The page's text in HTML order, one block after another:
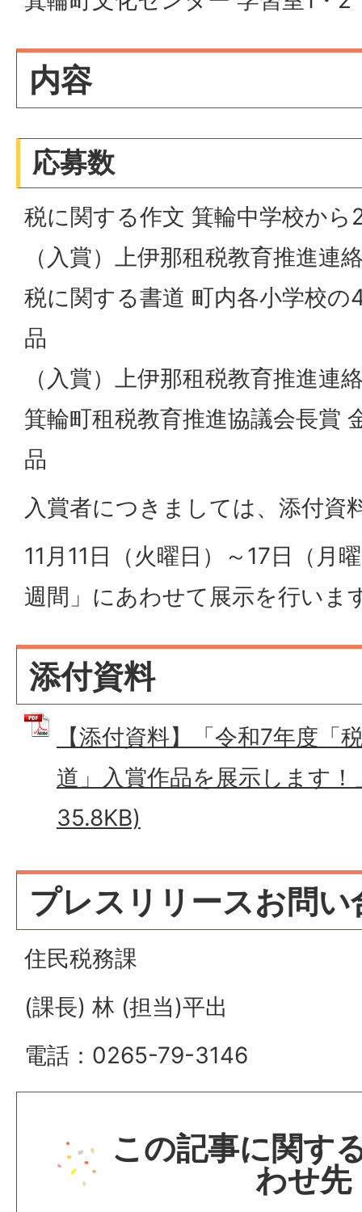
内容
応募数
税に関する作文 箕輪中学校から
（入賞）上伊那租税教育推進連
税に関する書道 町内各小学校
品
（入賞）上伊那租税教育推進連
箕輪町租税教育推進協議会長賞
品
入賞者につきましては、添付資
11月11日（火曜日）～17日（月
週間」にあわせて展示を行いま
添付資料
【添付資料】「令和7年度「
道」入賞作品を展示します
35.8KB)
プレスリリースお問い
住民税務課
(課長) 林 (担当)平出
電話：0265-79-3146
この記事に関す
わせ先